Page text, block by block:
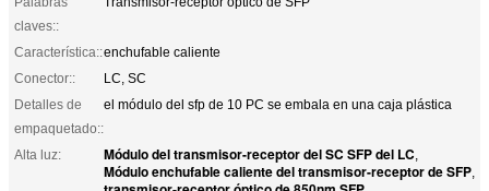
claves::
Característica::enchufable caliente
Conector::
LC, SC
Detalles de
empaquetado::
el módulo del sfp de 10 PC se embala en una caja plástica
Alta luz: Módulo del transmisor-receptor del SC SFP del LC,
Módulo enchufable caliente del transmisor-receptor de SFP,